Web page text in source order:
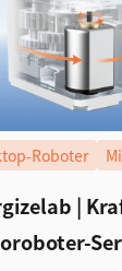
Roboter
|